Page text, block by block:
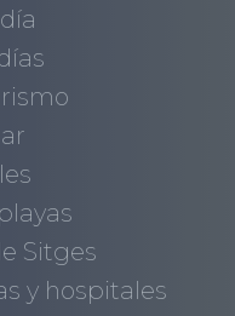
Sitges
y hospitales